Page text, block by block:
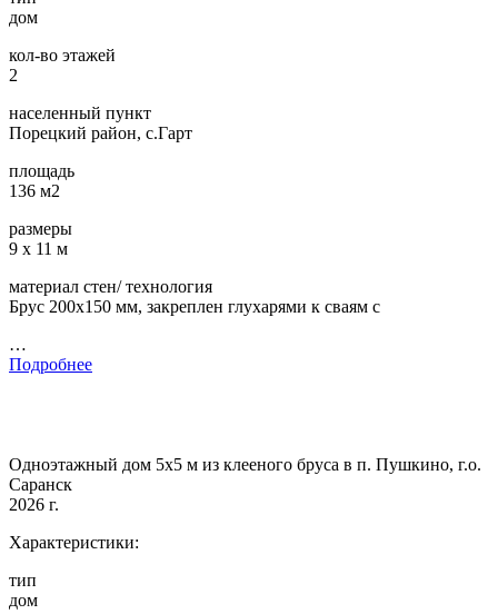
дом
кол-во этажей
2
населенный пункт
Порецкий район, с.Гарт
площадь
136 м2
размеры
9 х 11 м
материал стен/ технология
Брус 200х150 мм, закреплен глухарями к сваям с
…
Подробнее
Одноэтажный дом 5х5 м из клееного бруса в п. Пушкино, г.о.
Саранск
2026 г.
Характеристики:
тип
дом